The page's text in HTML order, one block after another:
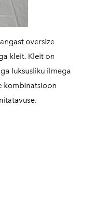
oversize
kleit. Kleit on
luksusliku ilmega
kombinatsioon